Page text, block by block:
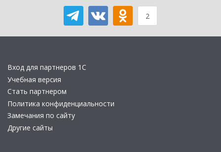
2
Вход для партнеров 1С
Учебная версия
Стать партнером
Политика конфиденциальности
Замечания по сайту
Другие сайты